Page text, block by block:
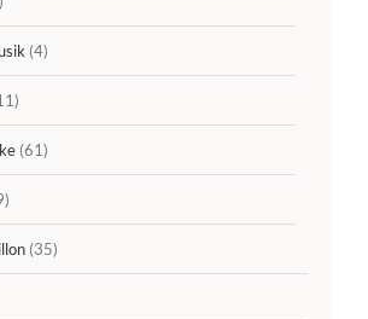
(4)
(61)
(35)